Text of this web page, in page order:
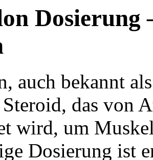
Dosierung
auch bekannt
Steroid, das von
wird, um
Dosierung ist